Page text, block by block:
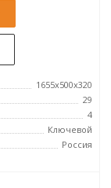
1655х500х320
29
4
Ключевой
Россия